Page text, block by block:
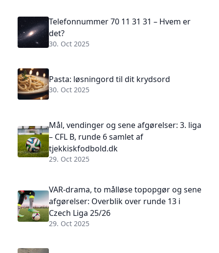
Telefonnummer 70 11 31 31 – Hvem er
det?
30. Oct 2025
Pasta: løsningord til dit krydsord
30. Oct 2025
Mål, vendinger og sene afgørelser: 3. liga
– CFL B, runde 6 samlet af
tjekkiskfodbold.dk
29. Oct 2025
VAR-drama, to målløse topopgør og sene
afgørelser: Overblik over runde 13 i
Czech Liga 25/26
29. Oct 2025